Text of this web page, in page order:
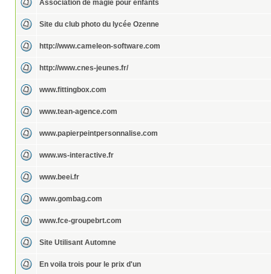
Association de magie pour enfants
Site du club photo du lycée Ozenne
http://www.cameleon-software.com
http://www.cnes-jeunes.fr/
www.fittingbox.com
www.tean-agence.com
www.papierpeintpersonnalise.com
www.ws-interactive.fr
www.beei.fr
www.gombag.com
www.fce-groupebrt.com
Site Utilisant Automne
En voila trois pour le prix d'un